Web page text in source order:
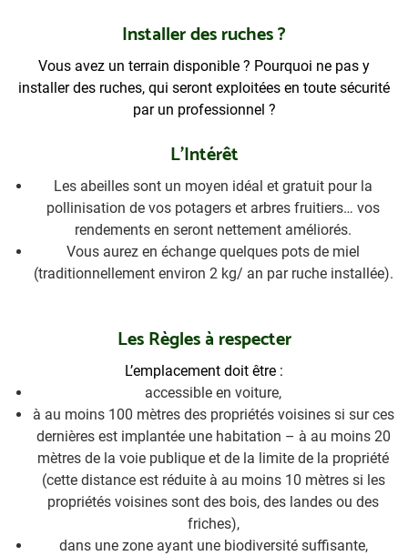
Installer des ruches ?
Vous avez un terrain disponible ? Pourquoi ne pas y
installer des ruches, qui seront exploitées en toute sécurité
par un professionnel ?
L’Intérêt
Les abeilles sont un moyen idéal et gratuit pour la
pollinisation de vos potagers et arbres fruitiers… vos
rendements en seront nettement améliorés.
Vous aurez en échange quelques pots de miel
(traditionnellement environ 2 kg/ an par ruche installée).
Les Règles à respecter
L’emplacement doit être :
accessible en voiture,
à au moins 100 mètres des propriétés voisines si sur ces
dernières est implantée une habitation – à au moins 20
mètres de la voie publique et de la limite de la propriété
(cette distance est réduite à au moins 10 mètres si les
propriétés voisines sont des bois, des landes ou des
friches),
dans une zone ayant une biodiversité suffisante,